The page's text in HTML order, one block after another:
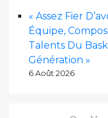
« Assez Fier
Équipe,
Talents Du
Génération »
6 Août 2026